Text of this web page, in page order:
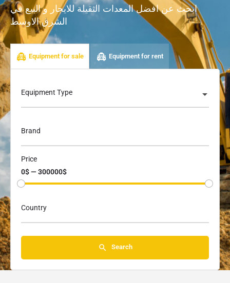
ابحث عن افضل المعدات الثقيلة للايجار و البيع في
الشرق الاوسط
Equipment for sale Equipment for rent
Equipment Type
Brand
Price
0$ — 300000$
Country
Search